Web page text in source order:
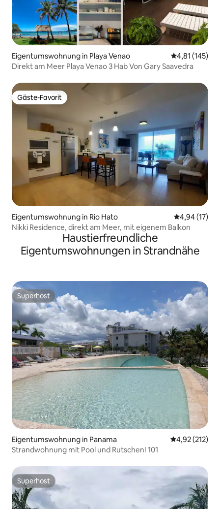
Eigentumswohnung in Playa Venao
4,81 (145)
Direkt am Meer Playa Venao 3 Hab Von Gary Saavedra
Gäste-Favorit
Gäste-Favorit
Eigentumswohnung in Rio Hato
4,94 (17)
Nikki Residence, direkt am Meer, mit eigenem Balkon
Haustierfreundliche
Eigentumswohnungen in Strandnähe
Superhost
Superhost
Eigentumswohnung in Panama
4,92 (212)
Strandwohnung mit Pool und Rutschen! 101
Superhost
Superhost